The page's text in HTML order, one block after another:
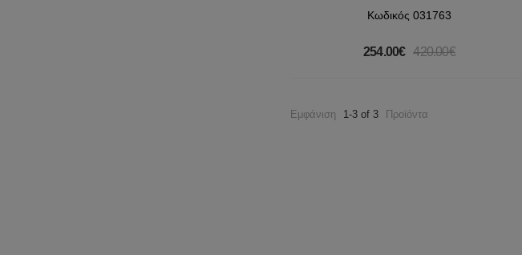
Κωδικός 031763
254.00€ 420.00€
Εμφάνιση 1-3 of 3 Προϊόντα